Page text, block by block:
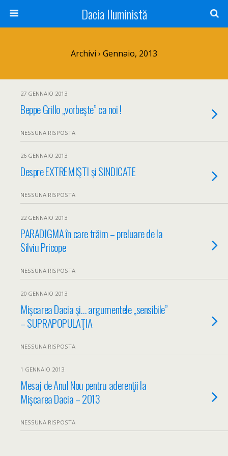
Dacia Iluministă
Archivi › Gennaio, 2013
27 GENNAIO 2013
Beppe Grillo „vorbeşte” ca noi !
NESSUNA RISPOSTA
26 GENNAIO 2013
Despre EXTREMIŞTI şi SINDICATE
NESSUNA RISPOSTA
22 GENNAIO 2013
PARADIGMA în care trăim – preluare de la
Silviu Pricope
NESSUNA RISPOSTA
20 GENNAIO 2013
Mişcarea Dacia şi… argumentele „sensibile”
– SUPRAPOPULAŢIA
NESSUNA RISPOSTA
1 GENNAIO 2013
Mesaj de Anul Nou pentru aderenţii la
Mişcarea Dacia – 2013
NESSUNA RISPOSTA